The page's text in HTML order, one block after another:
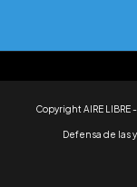
Copyright AIRE LIBRE
Defensa de las